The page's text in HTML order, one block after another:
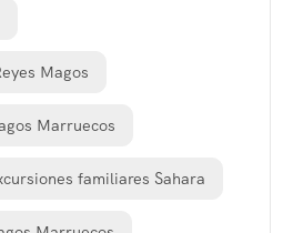
Magos
Marruecos
familiares Sahara